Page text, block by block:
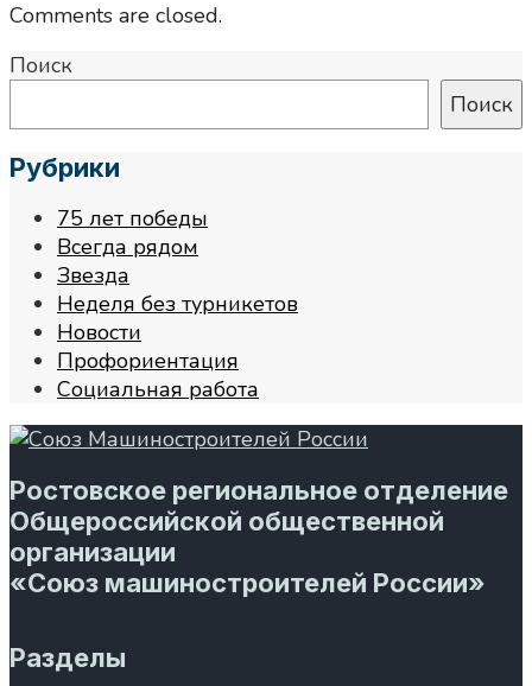
Comments are closed.
Поиск
Поиск
Рубрики
75 лет победы
Всегда рядом
Звезда
Неделя без турникетов
Новости
Профориентация
Социальная работа
Ростовское региональное отделение
Общероссийской общественной
организации
«Союз машиностроителей России»
Разделы